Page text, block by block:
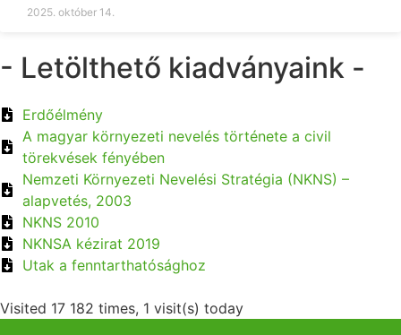
2025. október 14.
- Letölthető kiadványaink -
Erdőélmény
A magyar környezeti nevelés története a civil
törekvések fényében
Nemzeti Környezeti Nevelési Stratégia (NKNS) –
alapvetés, 2003
NKNS 2010
NKNSA kézirat 2019
Utak a fenntarthatósághoz
Visited 17 182 times, 1 visit(s) today